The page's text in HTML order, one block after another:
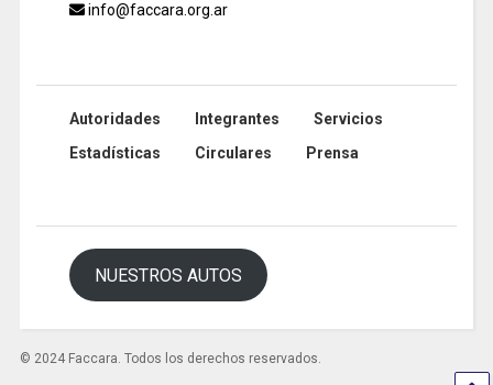
info@faccara.org.ar
Autoridades Integrantes
Servicios
Estadísticas
Circulares Prensa
NUESTROS AUTOS
© 2024 Faccara. Todos los derechos reservados.